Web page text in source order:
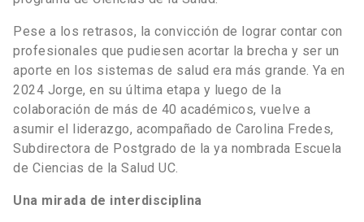
Pese a los retrasos, la convicción de lograr contar con
profesionales que pudiesen acortar la brecha y ser un
aporte en los sistemas de salud era más grande. Ya en
2024 Jorge, en su última etapa y luego de la
colaboración de más de 40 académicos, vuelve a
asumir el liderazgo, acompañado de Carolina Fredes,
Subdirectora de Postgrado de la ya nombrada Escuela
de Ciencias de la Salud UC.
Una mirada de interdisciplina